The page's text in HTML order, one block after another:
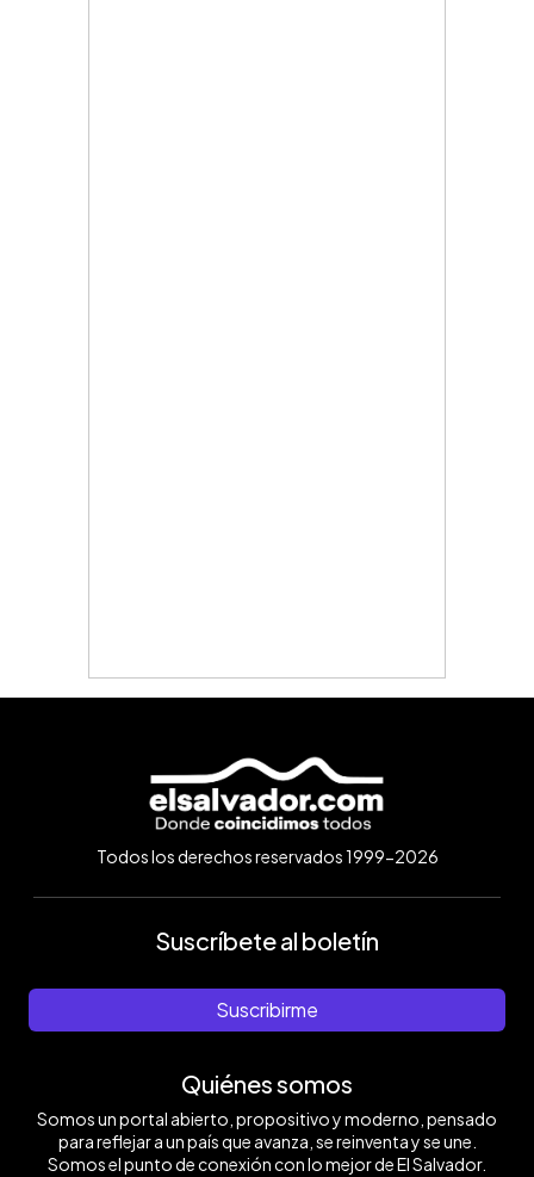
Todos los derechos reservados 1999-2026
Suscríbete al boletín
Suscribirme
Quiénes somos
Somos un portal abierto, propositivo y moderno, pensado
para reflejar a un país que avanza, se reinventa y se une.
Somos el punto de conexión con lo mejor de El Salvador.